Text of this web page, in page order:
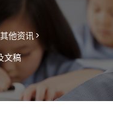
他资讯 >
文稿